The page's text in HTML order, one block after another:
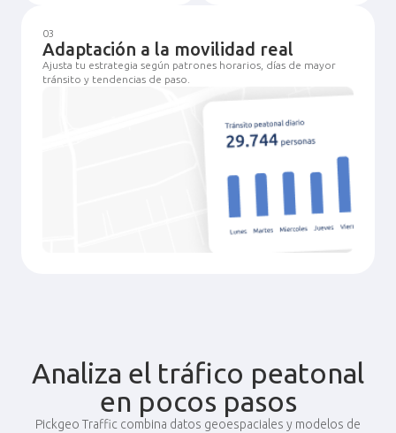
03
Adaptación a la movilidad real
Ajusta tu estrategia según patrones horarios, días de mayor
tránsito y tendencias de paso.
Analiza el tráfico peatonal
en pocos pasos
Pickgeo Traffic combina datos geoespaciales y modelos de